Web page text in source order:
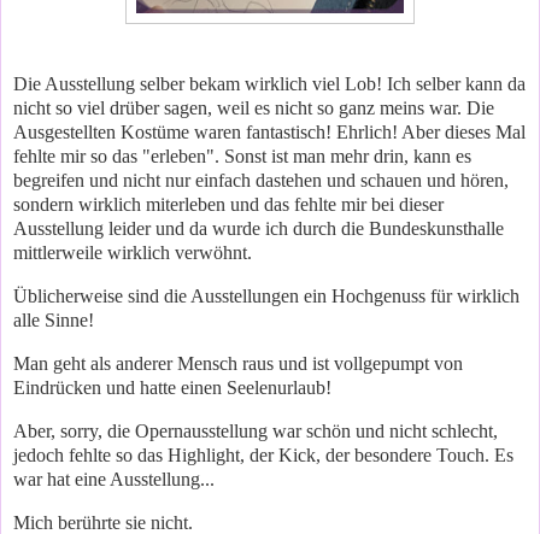
Die Ausstellung selber bekam wirklich viel Lob! Ich selber kann da
nicht so viel drüber sagen, weil es nicht so ganz meins war. Die
Ausgestellten Kostüme waren fantastisch! Ehrlich! Aber dieses Mal
fehlte mir so das "erleben". Sonst ist man mehr drin, kann es
begreifen und nicht nur einfach dastehen und schauen und hören,
sondern wirklich miterleben und das fehlte mir bei dieser
Ausstellung leider und da wurde ich durch die Bundeskunsthalle
mittlerweile wirklich verwöhnt.
Üblicherweise sind die Ausstellungen ein Hochgenuss für wirklich
alle Sinne!
Man geht als anderer Mensch raus und ist vollgepumpt von
Eindrücken und hatte einen Seelenurlaub!
Aber, sorry, die Opernausstellung war schön und nicht schlecht,
jedoch fehlte so das Highlight, der Kick, der besondere Touch. Es
war hat eine Ausstellung...
Mich berührte sie nicht.